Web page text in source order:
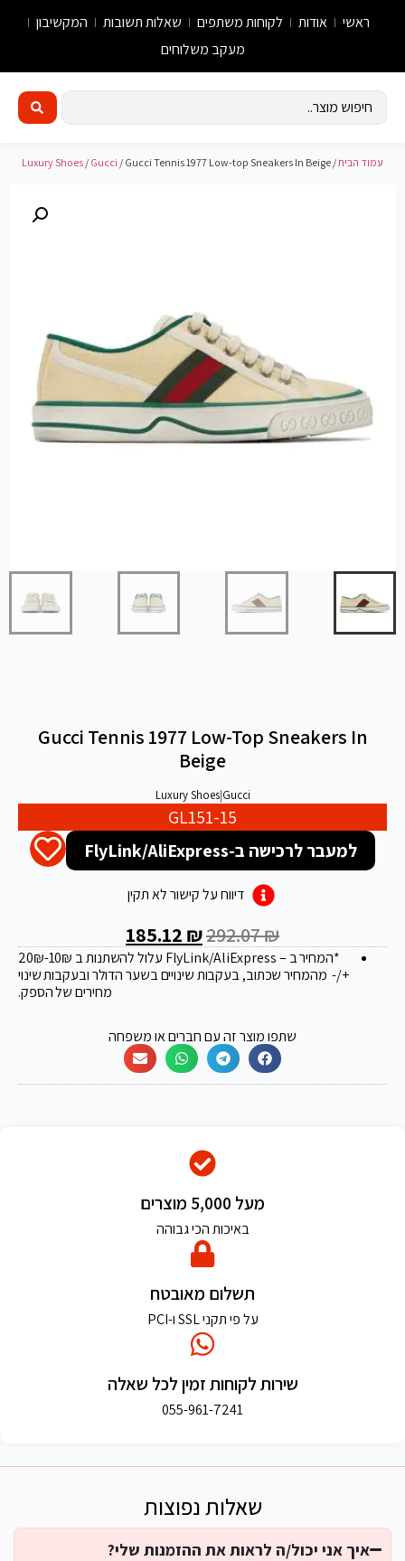
ראשי אודות לקוחות משתפים שאלות תשובות
המקשיבון
מעקב משלוחים
עמוד הבית/
Luxury Shoes / Gucci / Gucci Tennis 1977 Low-top Sneakers In Beige
Gucci Tennis 1977 Low-Top Sneakers In
Beige
Gucci
|
Luxury Shoes
GL151-15
למעבר לרכישה ב-FlyLink/AliExpress
דיווח על קישור לא תקין
292.07₪
185.12 ₪
*המחיר ב – FlyLink/AliExpress עלול להשתנות ב 20 ₪-10₪
+/- מהמחיר שכתוב, בעקבות שינויים בשער הדולר ובעקבות שינוי
מחירים של הספק.
שתפו מוצר זה עם חברים או משפחה
איך אני יכול/ה לראות את ההזמנות שלי?
שאלות נפוצות
מעל 5,000 מוצרים
באיכות הכי גבוהה
תשלום מאובטח
על פי תקני SSL ו-PCI
שירות לקוחות זמין לכל שאלה
055-961-7241